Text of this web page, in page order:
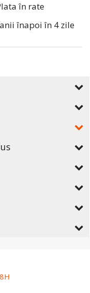
în rate
înapoi în 4 zile